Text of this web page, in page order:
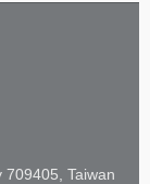
709405, Taiwan